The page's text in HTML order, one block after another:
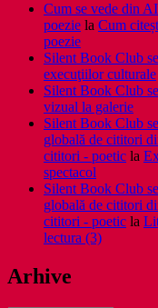
Cum se vede din
poezie la Cum
poezie
Silent Book Club
execuţiilor culturale
Silent Book Club
vizual la galerie
Silent Book Club
globală de cititori
cititori - poetic la
spectacol
Silent Book Club
globală de cititori
cititori - poetic la
lectura (3)
Arhive